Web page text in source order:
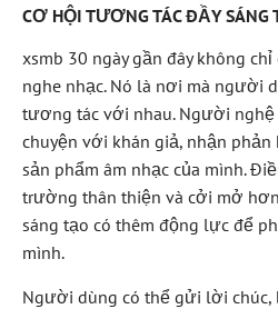
CƠ HỘI TƯƠNG TÁC ĐẦY SÁNG
xsmb 30 ngày gần đây không
nghe nhạc. Nó là nơi mà người
tương tác với nhau. Người
chuyện với khán giả, nhận phản
sản phẩm âm nhạc của mình.
trường thân thiện và cởi mở
sáng tạo có thêm động lực để
mình.
Người dùng có thể gửi lời